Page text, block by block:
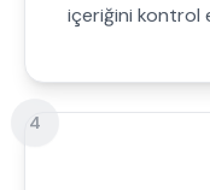
içeriğini kontrol
4